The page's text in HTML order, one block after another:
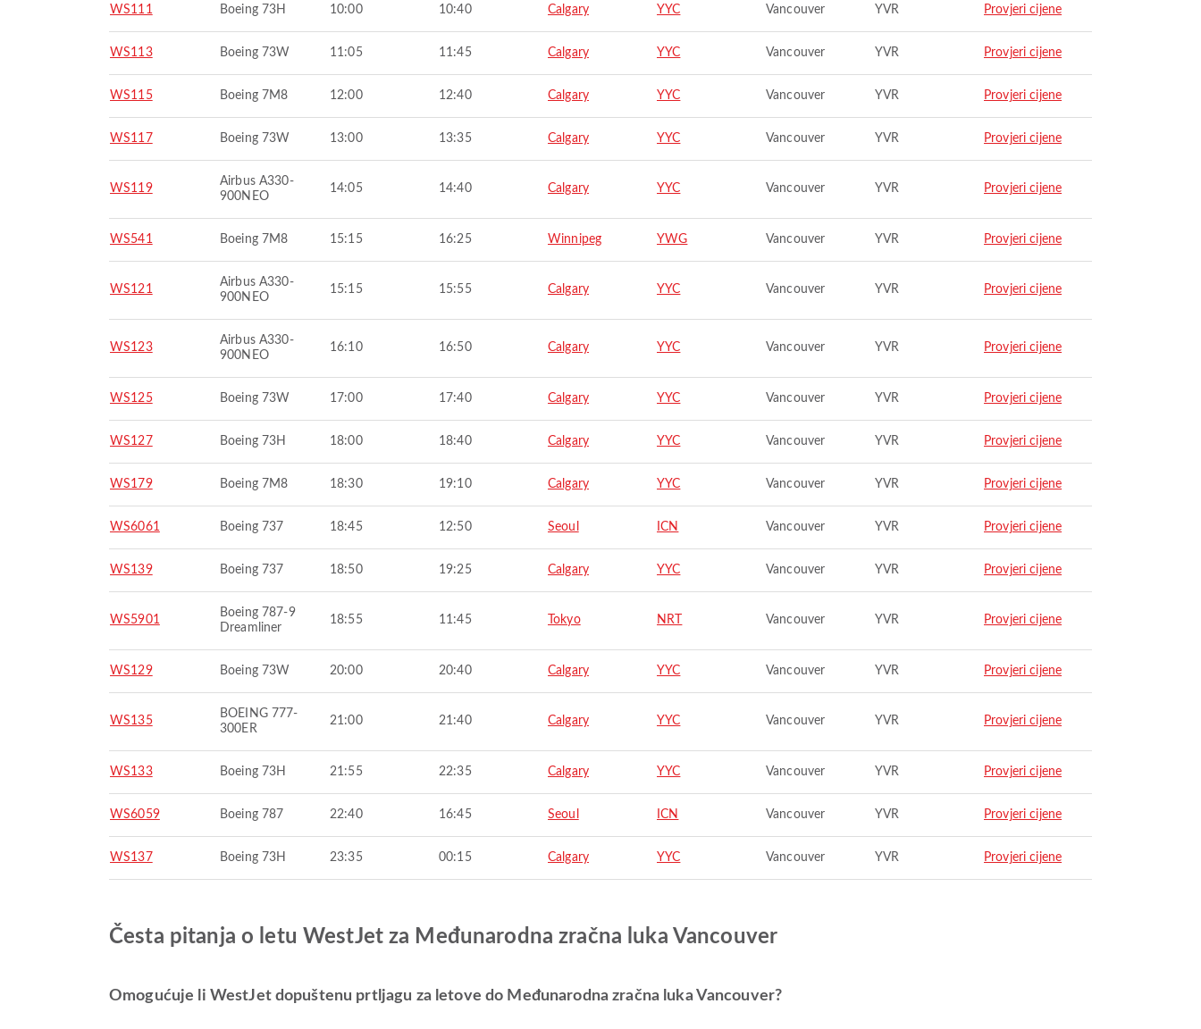
WS111 Boeing 73H 10:00 10:40 Calgary YYC Vancouver YVR Provjeri cijene
WS113 Boeing 73W 11:05 11:45 Calgary YYC Vancouver YVR Provjeri cijene
WS115 Boeing 7M8 12:00 12:40 Calgary YYC Vancouver YVR Provjeri cijene
WS117 Boeing 73W 13:00 13:35 Calgary YYC Vancouver YVR Provjeri cijene
WS119
Airbus A330-
900NEO
14:05 14:40 Calgary YYC Vancouver YVR Provjeri cijene
WS541 Boeing 7M8 15:15 16:25 Winnipeg YWG Vancouver YVR Provjeri cijene
WS121
Airbus A330-
900NEO
15:15 15:55 Calgary YYC Vancouver YVR Provjeri cijene
WS123
Airbus A330-
900NEO
16:10 16:50 Calgary YYC Vancouver YVR Provjeri cijene
WS125 Boeing 73W 17:00 17:40 Calgary YYC Vancouver YVR Provjeri cijene
WS127 Boeing 73H 18:00 18:40 Calgary YYC Vancouver YVR Provjeri cijene
WS179 Boeing 7M8 18:30 19:10 Calgary YYC Vancouver YVR Provjeri cijene
WS6061 Boeing 737 18:45 12:50 Seoul ICN Vancouver YVR Provjeri cijene
WS139 Boeing 737 18:50 19:25 Calgary YYC Vancouver YVR Provjeri cijene
WS5901
Boeing 787-9
Dreamliner
18:55 11:45 Tokyo NRT Vancouver YVR Provjeri cijene
WS129 Boeing 73W 20:00 20:40 Calgary YYC Vancouver YVR Provjeri cijene
WS135
BOEING 777-
300ER
21:00 21:40 Calgary YYC Vancouver YVR Provjeri cijene
WS133 Boeing 73H 21:55 22:35 Calgary YYC Vancouver YVR Provjeri cijene
WS6059 Boeing 787 22:40 16:45 Seoul ICN Vancouver YVR Provjeri cijene
WS137 Boeing 73H 23:35 00:15 Calgary YYC Vancouver YVR Provjeri cijene
Česta pitanja o letu WestJet za Međunarodna zračna luka Vancouver
Omogućuje li WestJet dopuštenu prtljagu za letove do Međunarodna zračna luka Vancouver?